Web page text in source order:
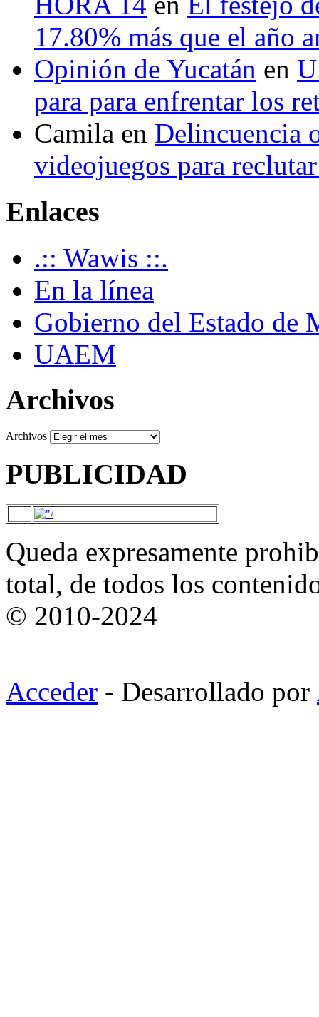
17.80% más que el año
Opinión de Yucatán en
para para enfrentar los
Camila en Delincuencia
videojuegos para
Enlaces
.:: Wawis ::.
En la línea
Gobierno del Estado de
UAEM
Archivos
Archivos
PUBLICIDAD
Queda expresamente
total, de todos los
© 2010-2024
Acceder - Desarrollado por